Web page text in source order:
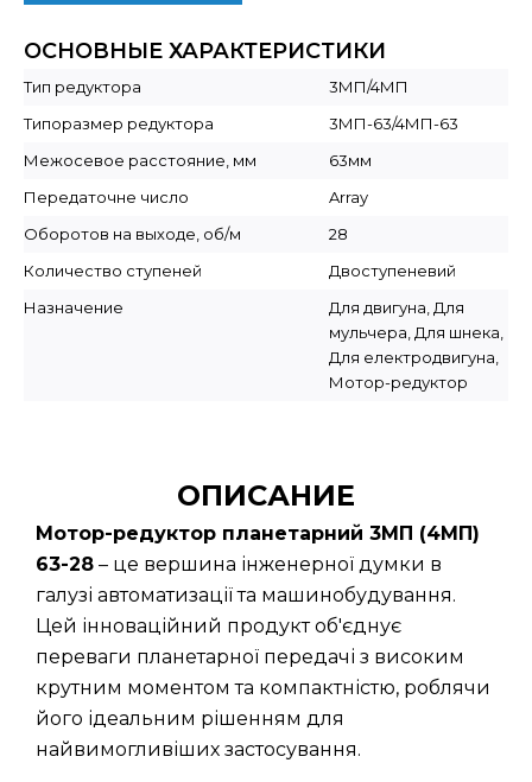
ОСНОВНЫЕ ХАРАКТЕРИСТИКИ
Тип редуктора
3МП/4МП
Типоразмер редуктора
3МП-63/4МП-63
Межосевое расстояние, мм
63мм
Передаточне число
Array
Оборотов на выходе, об/м
28
Количество ступеней
Двоступеневий
Назначение
Для двигуна, Для
мульчера, Для шнека,
Для електродвигуна,
Мотор-редуктор
ОПИСАНИЕ
Мотор-редуктор планетарний 3МП (4МП)
63-28 – це вершина інженерної думки в
галузі автоматизації та машинобудування.
Цей інноваційний продукт об'єднує
переваги планетарної передачі з високим
крутним моментом та компактністю, роблячи
його ідеальним рішенням для
найвимогливіших застосування.